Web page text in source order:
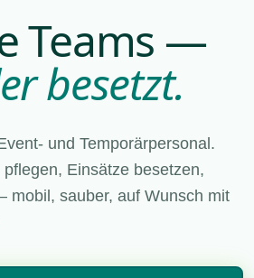
Teams —
besetzt.
und Temporärpersonal.
Einsätze besetzen,
mobil, sauber, auf Wunsch mit